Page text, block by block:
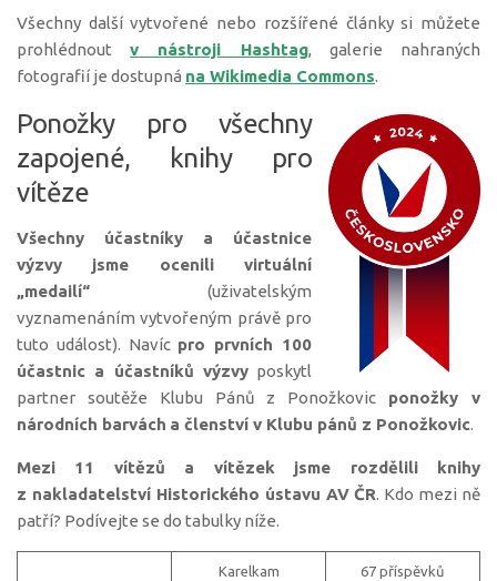
Všechny další vytvořené nebo rozšířené články si můžete
prohlédnoutv nástroji Hashtag, galerie nahraných
fotografií je dostupná na Wikimedia Commons.
Ponožky pro všechny
zapojené, knihy pro
vítěze
Všechny účastníky a účastnice
výzvy jsme ocenili virtuální
„medailí“ (uživatelským
vyznamenáním vytvořeným právě pro
tuto událost). Navíc pro prvních 100
účastnic a účastníků výzvyposkytl
partner soutěže Klubu Pánů z Ponožkovic ponožky v
národních barvách a členství v Klubu pánů z Ponožkovic.
Mezi 11 vítězů a vítězek jsme rozdělili knihy
z nakladatelství Historického ústavu AV ČR. Kdo mezi ně
patří? Podívejte se do tabulky níže.
Karelkam 67 příspěvků